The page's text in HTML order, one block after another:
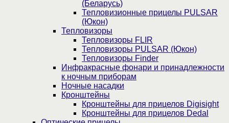
(Беларусь)
Тепловизионные прицелы PULSAR
(Юкон)
Тепловизоры
Тепловизоры FLIR
Тепловизоры PULSAR (Юкон)
Тепловизоры Finder
Инфракрасные фонари и принадлежности
к ночным приборам
Ночные насадки
Кронштейны
Кронштейны для прицелов Digisight
Кронштейны для прицелов Dedal